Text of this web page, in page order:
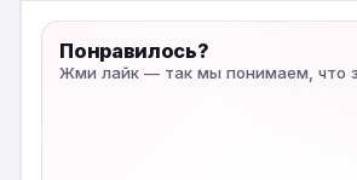
Понравилось?
Жми лайк — так мы понимаем, что